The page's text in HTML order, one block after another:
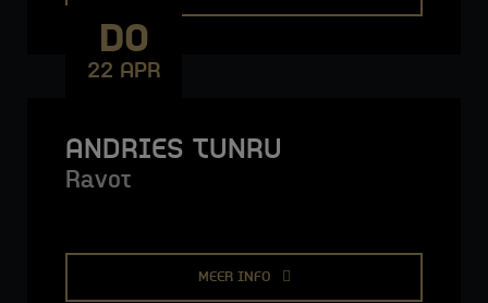
DO
22 APR
ANDRIES TUNRU
Ravot
MEER INFO